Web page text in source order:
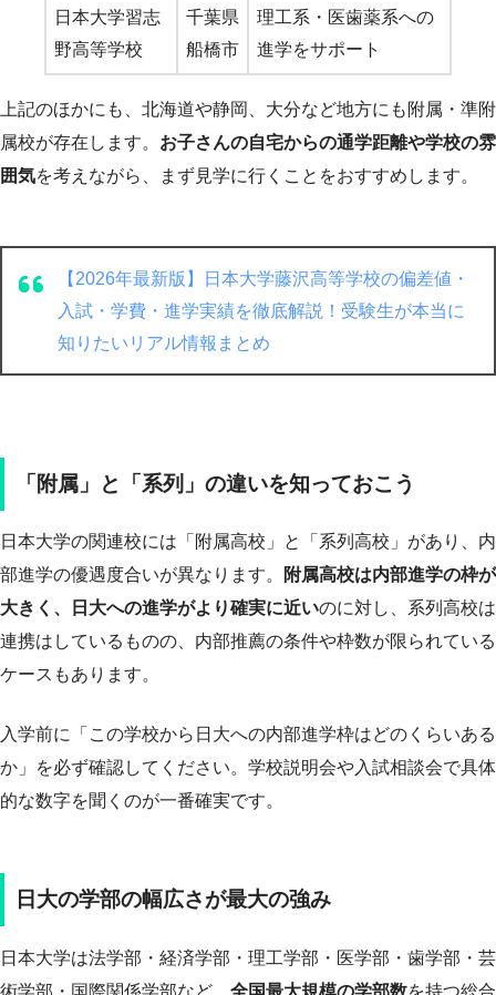
日本大学習志
野高等学校
千葉県
船橋市
理工系・医歯薬系への
進学をサポート
上記のほかにも、北海道や静岡、大分など地方にも附属・準附
属校が存在します。 お子さんの自宅からの通学距離や学校の雰
囲気を考えながら、まず見学に行くことをおすすめします。
【2026年最新版】日本大学藤沢高等学校の偏差値・
入試・学費・進学実績を徹底解説！受験生が本当に
知りたいリアル情報まとめ
「附属」と「系列」の違いを知っておこう
日本大学の関連校には「附属高校」と「系列高校」があり、内
部進学の優遇度合いが異なります。
附属高校は内部進学の枠が
大きく、日大への進学がより確実に近いのに対し、系列高校は
連携はしているものの、内部推薦の条件や枠数が限られている
ケースもあります。
入学前に「この学校から日大への内部進学枠はどのくらいある
か」を必ず確認してください。学校説明会や入試相談会で具体
的な数字を聞くのが一番確実です。
日大の学部の幅広さが最大の強み
日本大学は法学部・経済学部・理工学部・医学部・歯学部・芸
術学部・国際関係学部など、 全国最大規模の学部数を持つ総合